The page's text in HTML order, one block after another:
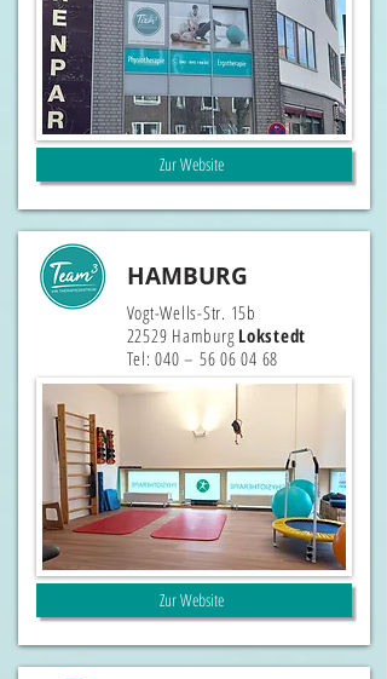
Zur Website
HAMBURG
Vogt-Wells-Str. 15b
22529 Hamburg Lokstedt
Tel: 040 – 56 06 04 68
Zur Website